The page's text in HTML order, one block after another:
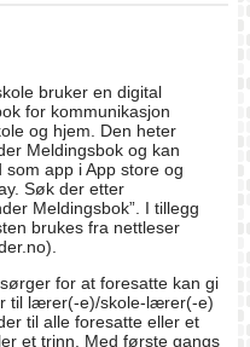
bruker en digital
for kommunikasjon
og hjem. Den heter
Meldingsbok og kan
som app i App store og
Søk der etter
Meldingsbok”. I tillegg
brukes fra nettleser
for at foresatte kan gi
til lærer(-e)/skole-lærer(-e)
til alle foresatte eller et
et trinn. Med første gangs